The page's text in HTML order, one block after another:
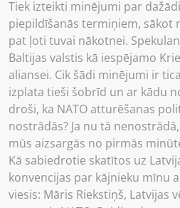
Tiek izteikti minējumi par
piepildīšanās termiņiem, sākot
pat ļoti tuvai nākotnei.
Baltijas valstis kā iespējamo
aliansei. Cik šādi minējumi ir
izplata tieši šobrīd un ar kādu
droši, ka NATO atturēšanas
nostrādās? Ja nu tā
mūs aizsargās no pirmās
Kā sabiedrotie skatītos uz
konvencijas par kājnieku mīnu
viesis: Māris Riekstiņš, Latvijas